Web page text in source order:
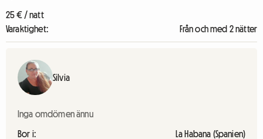
25 € / natt
Varaktighet:
Från och med 2 nätter
Silvia
Inga omdömen ännu
Bor i:
La Habana (Spanien)